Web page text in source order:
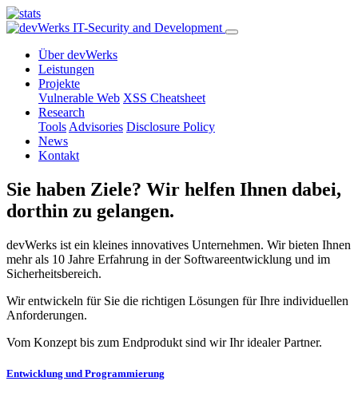
Über devWerks
Leistungen
Projekte
Vulnerable Web XSS Cheatsheet
Research
Tools Advisories Disclosure Policy
News
Kontakt
Sie haben Ziele? Wir helfen Ihnen dabei,
dorthin zu gelangen.
devWerks ist ein kleines innovatives Unternehmen. Wir bieten Ihnen
mehr als 10 Jahre Erfahrung in der Softwareentwicklung und im
Sicherheitsbereich.
Wir entwickeln für Sie die richtigen Lösungen für Ihre individuellen
Anforderungen.
Vom Konzept bis zum Endprodukt sind wir Ihr idealer Partner.
Entwicklung und Programmierung